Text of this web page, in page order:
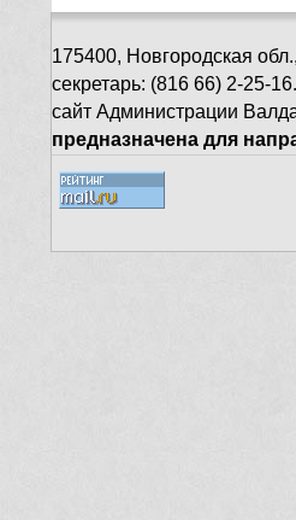
175400, Новгородская
секретарь: (816 66) 2-25-
сайт Администрации
предназначена для